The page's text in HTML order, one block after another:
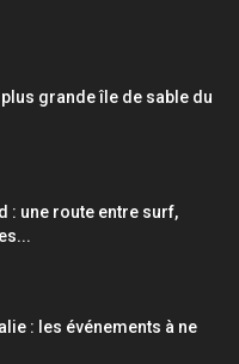
grande île de sable du
: une route entre surf,
: les événements à ne